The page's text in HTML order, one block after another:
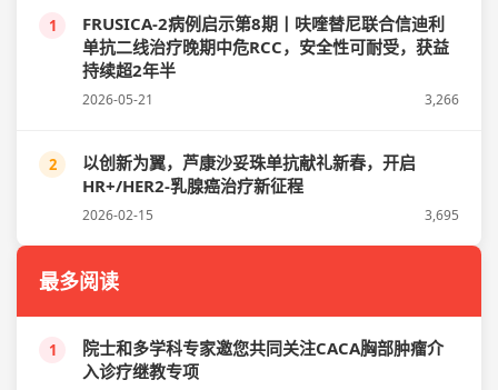
1
FRUSICA-2病例启示第8期丨呋喹替尼联合信迪利
单抗二线治疗晚期中危RCC，安全性可耐受，获益
持续超2年半
2026-05-21 3,266
2
以创新为翼，芦康沙妥珠单抗献礼新春，开启
HR+/HER2-乳腺癌治疗新征程
2026-02-15 3,695
最多阅读
1
院士和多学科专家邀您共同关注CACA胸部肿瘤介
入诊疗继教专项